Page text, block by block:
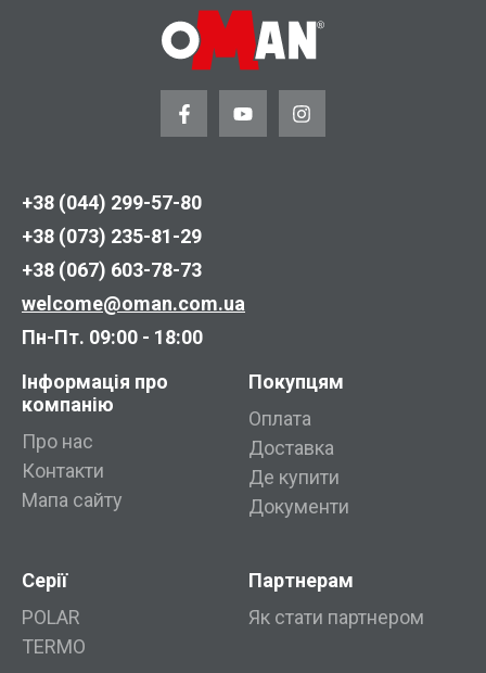
+38 (044) 299-57-80
+38 (073) 235-81-29
+38 (067) 603-78-73
welcome@oman.com.ua
Пн-Пт. 09:00 - 18:00
Інформація про
компанію
Про нас
Контакти
Мапа сайту
Покупцям
Оплата
Доставка
Де купити
Документи
Серії
POLAR
TERMO
Партнерам
Як стати партнером